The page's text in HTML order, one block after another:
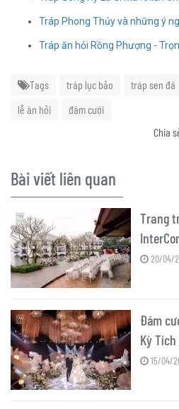
Tráp Phong Thủy và những ý
Tráp ăn hỏi Rồng Phượng -
Tags tráp lục bảo tráp sen đá
lễ ăn hỏi
đám cưới
Chia
Bài viết liên quan
Trang
lụa20/04/
Đám
Kỳ Tích
Tích15/04/